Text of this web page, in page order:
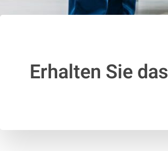
Erhalten Sie das